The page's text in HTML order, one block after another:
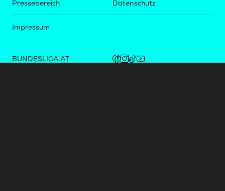
Pressebereich
Impressum
Datenschutz
BUNDESLIGA.AT